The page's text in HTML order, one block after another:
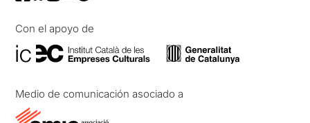
Con el apoyo de
Medio de comunicación asociado a